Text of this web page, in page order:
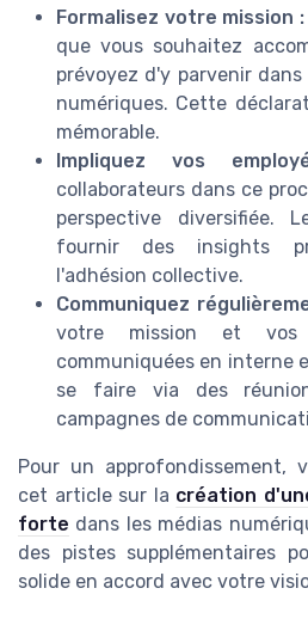
Formalisez votre mission :
que vous souhaitez
prévoyez d'y parvenir
numériques. Cette
mémorable.
Impliquez vos
collaborateurs dans ce
perspective diversifiée.
fournir des insights
l'adhésion collective.
Communiquez
votre mission et
communiquées en interne
se faire via des
campagnes de
Pour un approfondissement,
cet article sur la création
forte dans les médias
des pistes supplémentaires
solide en accord avec votre